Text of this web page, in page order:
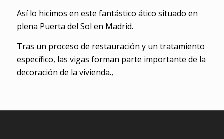
Así lo hicimos en este fantástico ático situado en
plena Puerta del Sol en Madrid.
Tras un proceso de restauración y un tratamiento
específico, las vigas forman parte importante de la
decoración de la vivienda.,